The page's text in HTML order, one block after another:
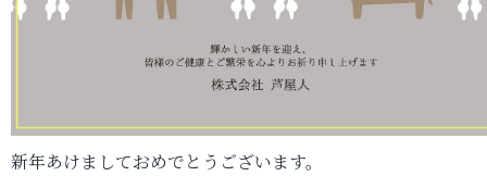
新年あけましておめでとうございます。